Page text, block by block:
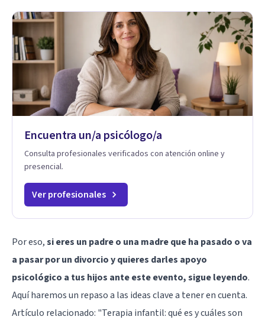
Encuentra un/a psicólogo/a
Consulta profesionales verificados con atención online y
presencial.
Ver profesionales
Por eso,si eres un padre o una madre que ha pasado o va
a pasar por un divorcio y quieres darles apoyo
psicológico a tus hijos ante este evento, sigue leyendo.
Aquí haremos un repaso a las ideas clave a tener en cuenta.
Artículo relacionado: "Terapia infantil: qué es y cuáles son